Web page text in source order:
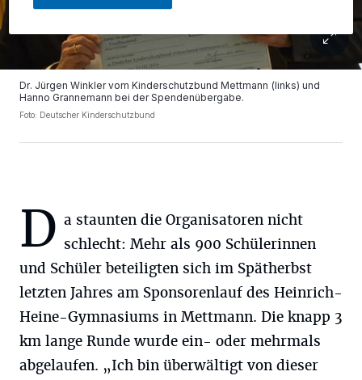
Dr. Jürgen Winkler vom Kinderschutzbund Mettmann (links) und
Hanno Grannemann bei der Spendenübergabe.
Foto: Deutscher Kinderschutzbund
D a staunten die Organisatoren nicht
schlecht: Mehr als 900 Schülerinnen
und Schüler beteiligten sich im Spätherbst
letzten Jahres am Sponsorenlauf des Heinrich-
Heine-Gymnasiums in Mettmann. Die knapp 3
km lange Runde wurde ein- oder mehrmals
abgelaufen. „Ich bin überwältigt von dieser